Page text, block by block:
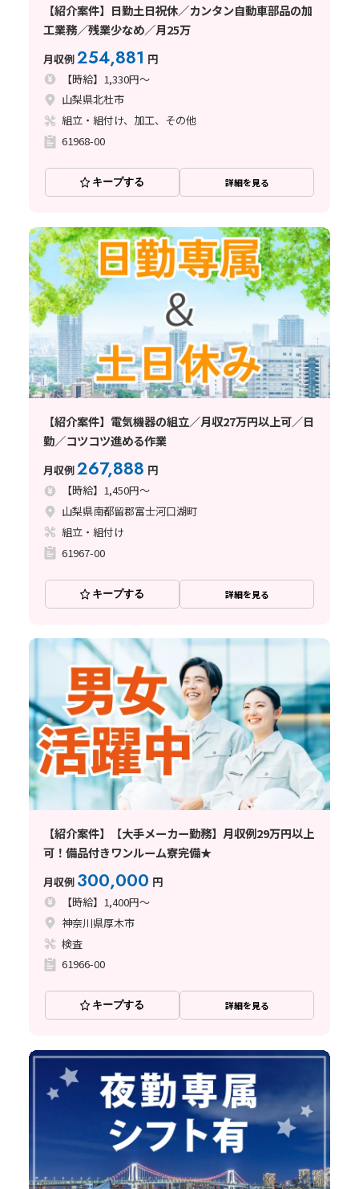
【紹介案件】日勤土日祝休／カンタン自動車部品の加
工業務／残業少なめ／月25万
月収例254,881 円
【時給】1,330円～
山梨県北杜市
組立・組付け、加工、その他
61968-00
キープする 詳細を見る
【紹介案件】電気機器の組立／月収27万円以上可／日
勤／コツコツ進める作業
月収例267,888 円
【時給】1,450円～
山梨県南都留郡富士河口湖町
組立・組付け
61967-00
キープする 詳細を見る
【紹介案件】【大手メーカー勤務】月収例29万円以上
可！備品付きワンルーム寮完備★
月収例 300,000 円
【時給】1,400円～
神奈川県厚木市
検査
61966-00
キープする 詳細を見る